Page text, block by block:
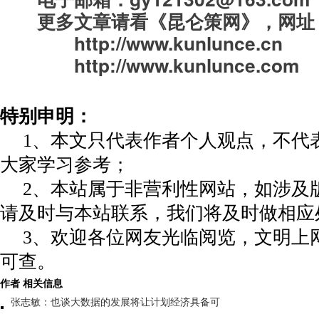
更多文章请看《昆仑策网》， 网
http://www.kunlunce.cn
http://www.kunlunce.com
特别申明：
1、本文只代表作者个人观点，不代
大家学习参考；
2、本站属于非营利性网站，如涉及
请及时与本站联系，我们将及时做相
3、欢迎各位网友光临阅览，文明上
可查。
作者 相关信息
张志敏：也谈大数据的发展将让计划经济具备可